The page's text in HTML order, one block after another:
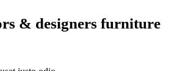
& designers furniture